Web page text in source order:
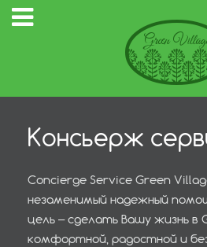
Консьерж
Concierge Service Green
незаменимый надежный
цель – сделать Вашу жизнь в
комфортной, радостной и